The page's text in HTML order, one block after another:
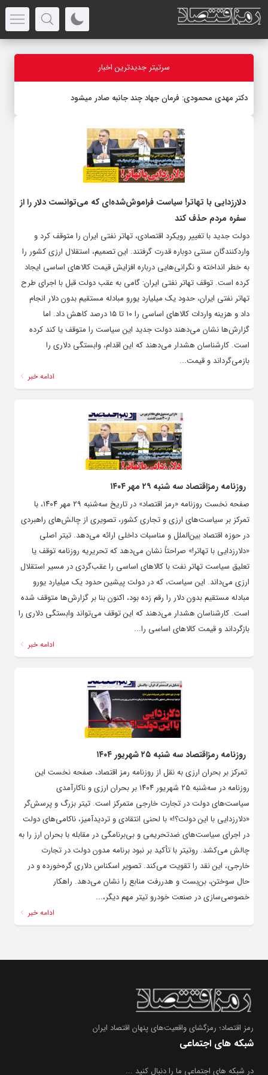
سرتیتر جدیدترین اخبار
دکتر مهدى محمودى: فرمان جهاد چند جانبه صادر میشود
دلارزدایی با تهاتر! سیاست فراموش‌شده‌ای که می‌توانست دلار را از
سفره مردم حذف کند
دولت جدید با تغییر رویکرد اقتصادی، تهاتر نفتی ایران را متوقف کرد و
واردکنندگان سنتی دوباره قدرت گرفتند. این تصمیم، استقلال ارزی کشور را
به خطر انداخته و نگرانی‌هایی درباره افزایش قیمت کالاهای اساسی ایجاد
کرده است. توقف تهاتر نفتی ایران: گامی به عقب دولت قبل با اجرای طرح
تهاتر نفتی ایران، حدود یک میلیارد یورو مبادله مستقیم بدون دلار انجام
داد و هزینه واردات کالاهای اساسی را ۱۰ تا ۱۵ درصد کاهش داد. اما
گزارش‌ها نشان می‌دهند دولت جدید این سیاست را متوقف یا کند کرده
است. کارشناسان هشدار می‌دهند که این اقدام، وابستگی دلاری را
بازمی‌گرداند و قیمت...
ادامه خبر
روزنامه رمزاقتصاد سه شنبه ۲۹ مهر ۱۴۰۴
صفحه نخست روزنامه «رمز اقتصاد» در تاریخ سه‌شنبه ۲۹ مهر ۱۴۰۴، با
تمرکز بر سیاست‌های ارزی و تجاری کشور، تصویری از چالش‌های راهبردی
در حوزه اقتصاد بین‌الملل و مناسبات داخلی ارائه می‌دهد. تیتر اصلی
«دلارزدایی با تهاتر!» صراحتاً نشان می‌دهد که تحریریه روزنامه توقف یا
تعلیق سیاست تهاتر نفت با کالاهای اساسی را عقب‌گردی در مسیر استقلال
ارزی می‌داند. این سیاست، که در دولت پیشین حدود یک میلیارد یورو
مبادله مستقیم بدون دلار را رقم زده بود، اکنون بنا بر گزارش‌ها متوقف شده
است. کارشناسان هشدار می‌دهند که این توقف می‌تواند وابستگی دلاری را
بازگرداند و قیمت کالاهای اساسی را...
ادامه خبر
روزنامه رمزاقتصاد سه شنبه ۲۵ شهریور ۱۴۰۴
تمرکز بر بحران ارزی به نقل از روزنامه رمز اقتصاد، صفحه نخست این
روزنامه در سه‌شنبه ۲۵ شهریور ۱۴۰۴ بر بحران ارزی و ناکارآمدی
سیاست‌های دولت در تجارت خارجی متمرکز است. تیتر بزرگ و پرسش‌گر
«دلارزدایی با این دولت؟!» با لحنی انتقادی و تردیدآمیز، ناکامی‌های دولت
در اجرای سیاست‌های ضدتحریمی و بی‌برنامگی در مقابله با بحران ارز را به
چالش می‌کشد. روتیتر با تأکید بر نبود برنامه مدون دولت در تجارت
خارجی، این نقد را تقویت می‌کند. تصویر اسکناس دلاری گره‌خورده و در
حال سوختن، بن‌بست و هدررفت منابع را نشان می‌دهد. راهکار
خصوصی‌سازی در صنعت خودرو تیتر مهم دیگر،...
ادامه خبر
رمز اقتصاد؛ رمزگشای واقعیت‌های پنهان اقتصاد ایران
شبکه های اجتماعی
در شبکه های اجتماعی ما را دنبال کنید ...